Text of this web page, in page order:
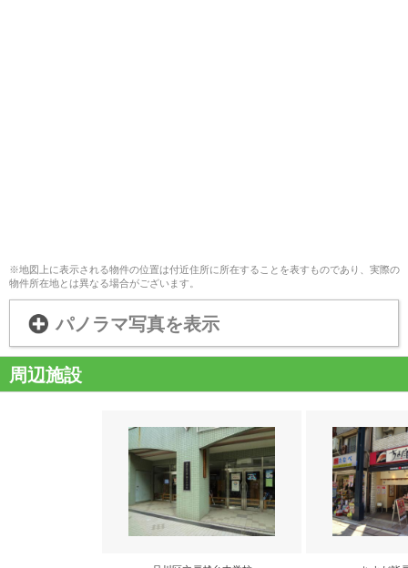
※地図上に表示される物件の位置は付近住所に所在することを表すものであり、実際の
物件所在地とは異なる場合がございます。
パノラマ写真を表示
周辺施設